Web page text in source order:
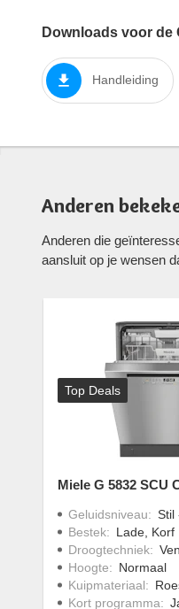
Downloads voor de
Handleiding
Anderen
Anderen die
aansluit op je wensen
Top Deals
Miele G 5832 SCU
Geluidsniveau: Stil
Bestek: Lade, Korf
Droogtechniek:
Hoogte: Normaal
Kuipmateriaal:
Kort programma: